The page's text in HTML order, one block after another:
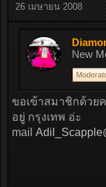
26 เมษายน 2008
New
ขอเข้าสมาชิกด้วย
อยู่ กรุงเทพ อ่ะ
mail